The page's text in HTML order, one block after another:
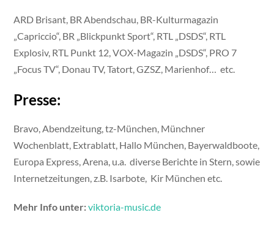
ARD Brisant, BR Abendschau, BR-Kulturmagazin
„Capriccio“, BR „Blickpunkt Sport“, RTL „DSDS“, RTL
Explosiv, RTL Punkt 12, VOX-Magazin „DSDS“, PRO 7
„Focus TV“, Donau TV, Tatort, GZSZ, Marienhof… etc.
Presse:
Bravo, Abendzeitung, tz-München, Münchner
Wochenblatt, Extrablatt, Hallo München, Bayerwaldboote,
Europa Express, Arena, u.a. diverse Berichte in Stern, sowie
Internetzeitungen, z.B. Isarbote, Kir München etc.
Mehr Info unter:viktoria-music.de